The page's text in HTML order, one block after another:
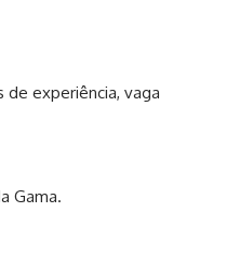
de experiência, vaga
Gama.